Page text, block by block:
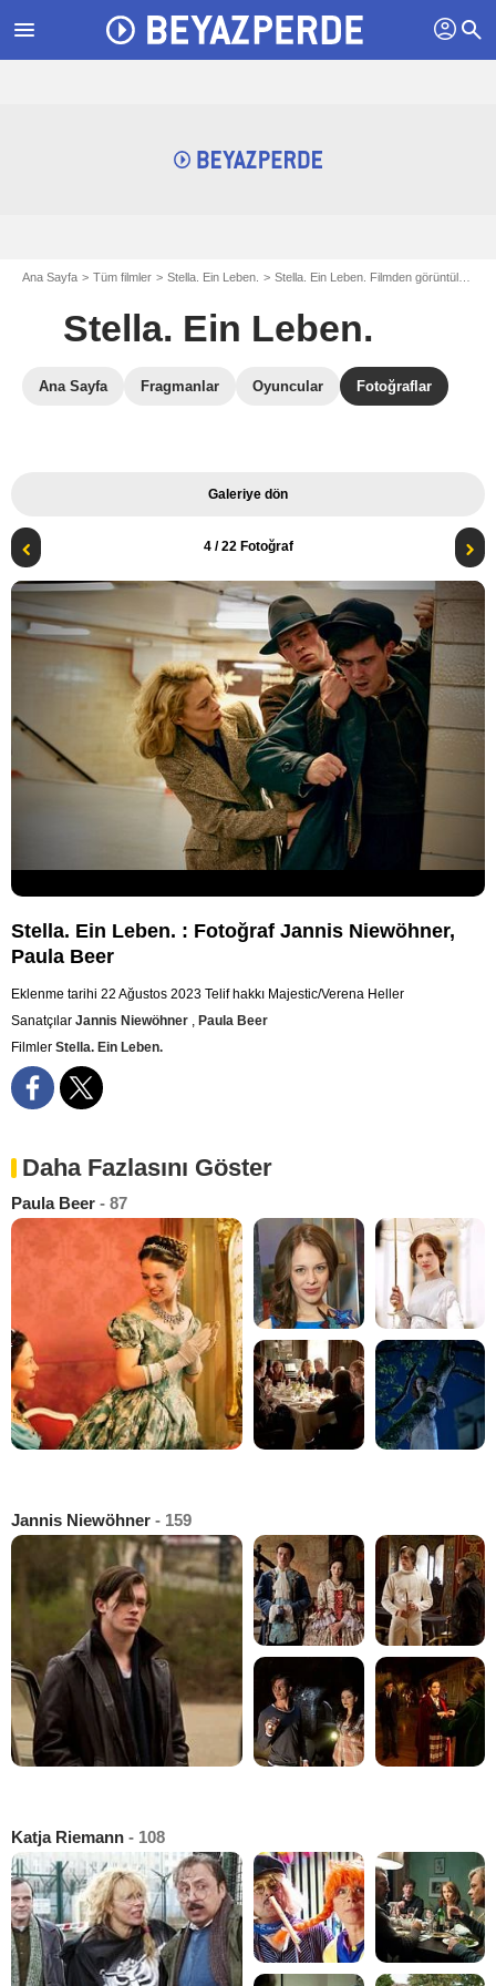
menu profil search
Ana Sayfa Tüm filmler Stella. Ein Leben. Stella. Ein Leben. Filmden görüntüler
Stella. Ein Leben.
Ana Sayfa Fragmanlar Oyuncular Fotoğraflar
Galeriye dön
4/ 22 Fotoğraf
Stella. Ein Leben. : Fotoğraf Jannis Niewöhner,
Paula Beer
Eklenme tarihi 22 Ağustos 2023 Telif hakkı Majestic/Verena Heller
Sanatçılar Jannis Niewöhner , Paula Beer
Filmler Stella. Ein Leben.
Daha Fazlasını Göster
Paula Beer - 87
Jannis Niewöhner - 159
Katja Riemann - 108